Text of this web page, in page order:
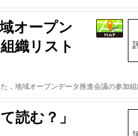
オープン
織リスト
読む？」